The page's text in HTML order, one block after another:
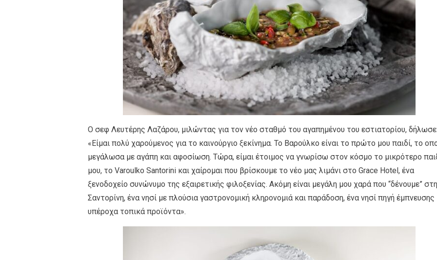
Ο σεφ Λευτέρης Λαζάρου, μιλώντας για τον νέο σταθμό του αγαπημένου του εστιατορίου, δήλωσε:
«Είμαι πολύ χαρούμενος για το καινούργιο ξεκίνημα. Το Βαρούλκο είναι το πρώτο μου παιδί, το
μεγάλωσα με αγάπη και αφοσίωση. Τώρα, είμαι έτοιμος να γνωρίσω στον κόσμο το μικρότερο
μου, το Varoulko Santorini και χαίρομαι που βρίσκουμε το νέο μας λιμάνι στο Grace Hotel, ένα
ξενοδοχείο συνώνυμο της εξαιρετικής φιλοξενίας. Ακόμη είναι μεγάλη μου χαρά που “δένουμε” στη
Σαντορίνη, ένα νησί με πλούσια γαστρονομική κληρονομιά και παράδοση, ένα νησί πηγή έμπνευσης
υπέροχα τοπικά προϊόντα».